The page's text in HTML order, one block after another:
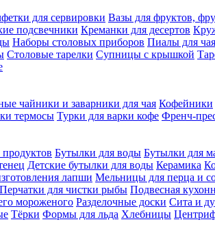
для сервировки Вазы для фруктов,
подсвечники Креманки для десертов
Наборы столовых приборов Пиалы для
Столовые тарелки Супницы с крышкой
чайники и заварники для чая Кофейники
термосы Турки для варки кофе Френч-
Бутылки для воды Бутылки для
Детские бутылки для воды Керамика
лапши Мельницы для перца и
Перчатки для чистки рыбы Подвесная
мороженого Разделочные доски Сита и
Тёрки Формы для льда Хлебницы